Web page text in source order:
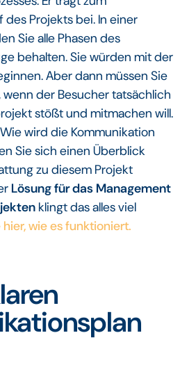
Projekts bei. In einer
Sie alle Phasen des
behalten. Sie würden mit der
Aber dann müssen Sie
wenn der Besucher tatsächlich
stößt und mitmachen will.
wird die Kommunikation
Sie sich einen Überblick
zu diesem Projekt
Lösung für das Management
klingt das alles viel
hier, wie es funktioniert.